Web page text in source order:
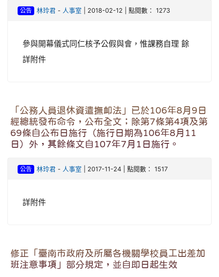
公告 林玲君- 人事室 | 2018-02-12 | 點閱數： 1273
參與開幕儀式同仁核予公假與會，惟課務自理 餘
詳附件
「公務人員退休資遣撫卹法」已於106年8月9日
經總統發布命令，公布全文；除第7條第4項及第
69條自公布日施行（施行日期為106年8月11
日）外，其餘條文自107年7月1日施行。
公告 林玲君- 人事室 | 2017-11-24 | 點閱數： 1517
詳附件
修正「臺南市政府及所屬各機關學校員工出差加
班注意事項」部分規定，並自即日起生效